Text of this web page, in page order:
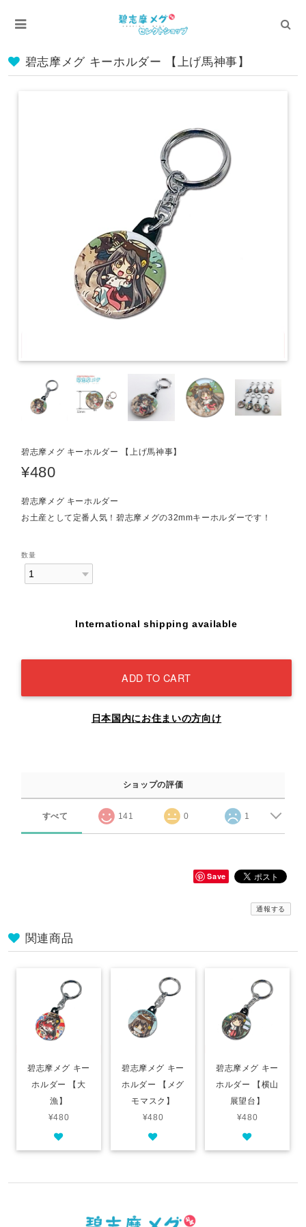
碧志摩メグ キーホルダー 【上げ馬神事】
碧志摩メグ キーホルダー 【上げ馬神事】
¥480
碧志摩メグ キーホルダー
お土産として定番人気！碧志摩メグの32mmキーホルダーです！
数量
International shipping available
ADD TO CART
日本国内にお住まいの方向け
ショップの評価
すべて 141 0 1
Save
通報する
関連商品
碧志摩メグ キー
ホルダー 【大
漁】
¥480
碧志摩メグ キー
ホルダー 【メグ
モマスク】
¥480
碧志摩メグ キー
ホルダー 【横山
展望台】
¥480